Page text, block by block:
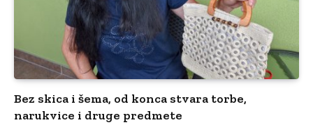
Bez skica i šema, od konca stvara torbe,
narukvice i druge predmete